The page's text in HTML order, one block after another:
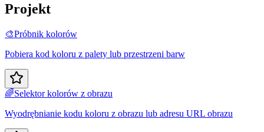
Projekt
🎨Próbnik kolorów
Pobiera kod koloru z palety lub przestrzeni barw
🌈Selektor kolorów z obrazu
Wyodrębnianie kodu koloru z obrazu lub adresu URL obrazu